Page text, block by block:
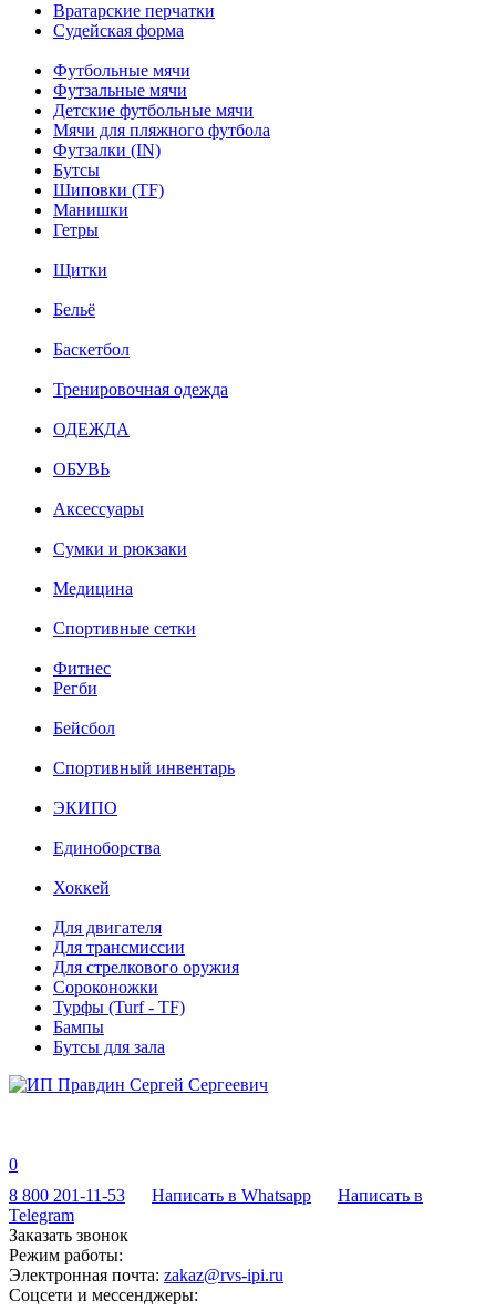
Вратарские перчатки
Судейская форма
Футбольные мячи
Футзальные мячи
Детские футбольные мячи
Мячи для пляжного футбола
Футзалки (IN)
Бутсы
Шиповки (TF)
Манишки
Гетры
Щитки
Бельё
Баскетбол
Тренировочная одежда
ОДЕЖДА
ОБУВЬ
Аксессуары
Сумки и рюкзаки
Медицина
Спортивные сетки
Фитнес
Регби
Бейсбол
Спортивный инвентарь
ЭКИПО
Единоборства
Хоккей
Для двигателя
Для трансмиссии
Для стрелкового оружия
Сороконожки
Турфы (Turf - TF)
Бампы
Бутсы для зала
0
8 800 201-11-53
Написать в Whatsapp
Написать в
Telegram
Заказать звонок
Режим работы:
Электронная почта: zakaz@rvs-ipi.ru
Соцсети и мессенджеры: